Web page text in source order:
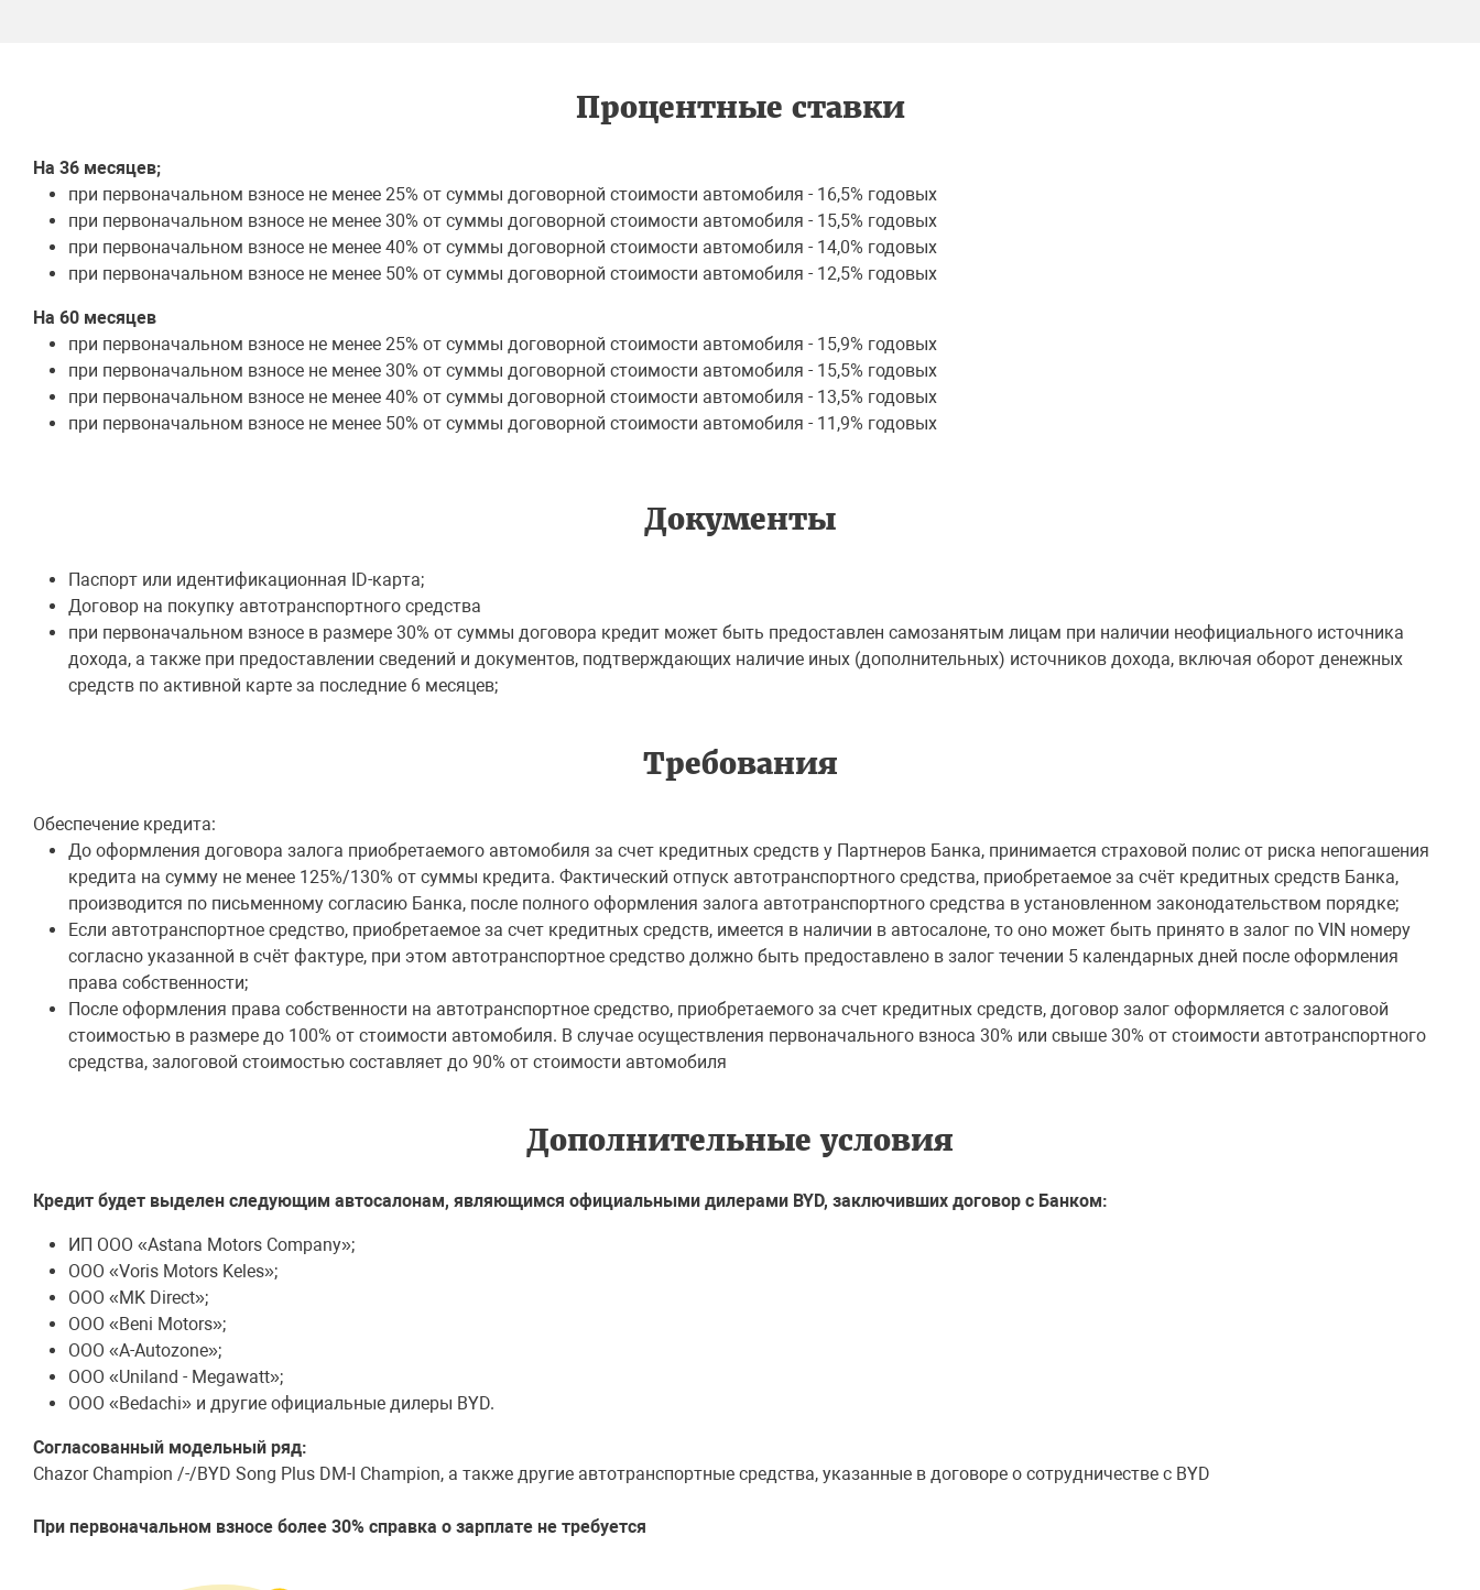
Процентные ставки
На 36 месяцев;
при первоначальном взносе не менее 25% от суммы договорной стоимости автомобиля - 16,5% годовых
при первоначальном взносе не менее 30% от суммы договорной стоимости автомобиля - 15,5% годовых
при первоначальном взносе не менее 40% от суммы договорной стоимости автомобиля - 14,0% годовых
при первоначальном взносе не менее 50% от суммы договорной стоимости автомобиля - 12,5% годовых
На 60 месяцев
при первоначальном взносе не менее 25% от суммы договорной стоимости автомобиля - 15,9% годовых
при первоначальном взносе не менее 30% от суммы договорной стоимости автомобиля - 15,5% годовых
при первоначальном взносе не менее 40% от суммы договорной стоимости автомобиля - 13,5% годовых
при первоначальном взносе не менее 50% от суммы договорной стоимости автомобиля - 11,9% годовых
Документы
Паспорт или идентификационная ID-карта;
Договор на покупку автотранспортного средства
при первоначальном взносе в размере 30% от суммы договора кредит может быть предоставлен самозанятым лицам при наличии неофициального источника
дохода, а также при предоставлении сведений и документов, подтверждающих наличие иных (дополнительных) источников дохода, включая оборот денежных
средств по активной карте за последние 6 месяцев;
Требования
Обеспечение кредита:
До оформления договора залога приобретаемого автомобиля за счет кредитных средств у Партнеров Банка, принимается страховой полис от риска непогашения
кредита на сумму не менее 125%/130% от суммы кредита. Фактический отпуск автотранспортного средства, приобретаемое за счёт кредитных средств Банка,
производится по письменному согласию Банка, после полного оформления залога автотранспортного средства в установленном законодательством порядке;
Если автотранспортное средство, приобретаемое за счет кредитных средств, имеется в наличии в автосалоне, то оно может быть принято в залог по VIN номеру
согласно указанной в счёт фактуре, при этом автотранспортное средство должно быть предоставлено в залог течении 5 календарных дней после оформления
права собственности;
После оформления права собственности на автотранспортное средство, приобретаемого за счет кредитных средств, договор залог оформляется с залоговой
стоимостью в размере до 100% от стоимости автомобиля. В случае осуществления первоначального взноса 30% или свыше 30% от стоимости автотранспортного
средства, залоговой стоимостью составляет до 90% от стоимости автомобиля
Дополнительные условия
Кредит будет выделен следующим автосалонам, являющимся официальными дилерами BYD, заключивших договор с Банком:
ИП ООО «Astana Motors Company»;
ООО «Voris Motors Keles»;
ООО «MK Direct»;
ООО «Beni Motors»;
ООО «A-Autozone»;
ООО «Uniland - Megawatt»;
ООО «Bedachi» и другие официальные дилеры BYD.
Согласованный модельный ряд:
Chazor Champion /-/BYD Song Plus DM-I Champion, а также другие автотранспортные средства, указанные в договоре о сотрудничестве с BYD
При первоначальном взносе более 30% справка о зарплате не требуется